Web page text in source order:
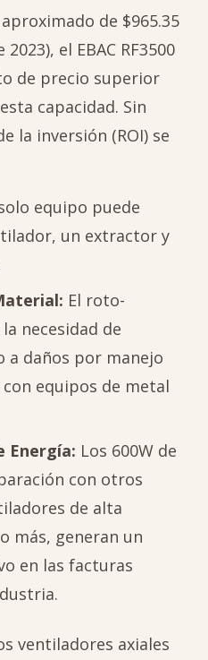
de $965.35
el EBAC RF3500
de precio superior
capacidad. Sin
la inversión (ROI) se
equipo puede
un extractor y
El roto-
necesidad de
a daños por manejo
equipos de metal
Energía: Los 600W de
con otros
de alta
más, generan un
en las facturas
ventiladores axiales